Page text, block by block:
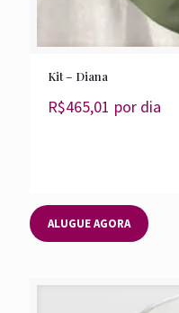
Kit – Diana
R$465,01 por dia
ALUGUE AGORA